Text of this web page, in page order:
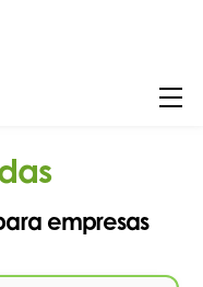
empresas